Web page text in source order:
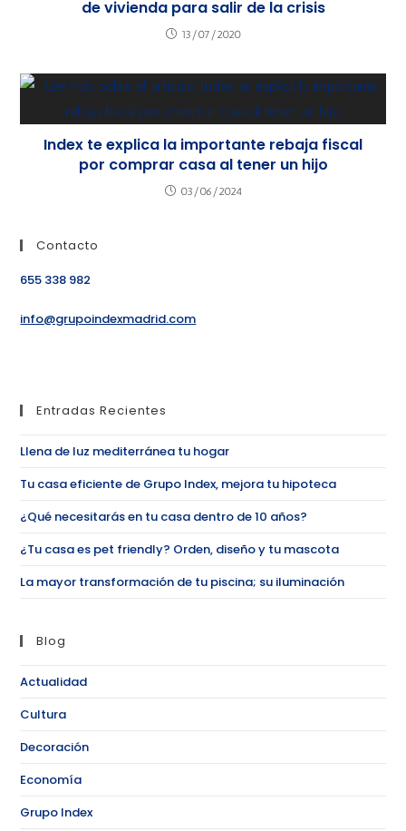
de vivienda para salir de la crisis
13/07/2020
Index te explica la importante rebaja fiscal
por comprar casa al tener un hijo
03/06/2024
Contacto
655 338 982
info@grupoindexmadrid.com
Entradas Recientes
Llena de luz mediterránea tu hogar
Tu casa eficiente de Grupo Index, mejora tu hipoteca
¿Qué necesitarás en tu casa dentro de 10 años?
¿Tu casa es pet friendly? Orden, diseño y tu mascota
La mayor transformación de tu piscina; su iluminación
Blog
Actualidad
Cultura
Decoración
Economía
Grupo Index